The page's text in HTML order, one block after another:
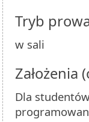
Tryb
w sali
Założenia
Dla